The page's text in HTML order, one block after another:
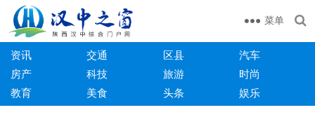
菜单
资讯 交通 区县
汽车
房产
科技 旅游
时尚
教育
美食 头条 娱乐